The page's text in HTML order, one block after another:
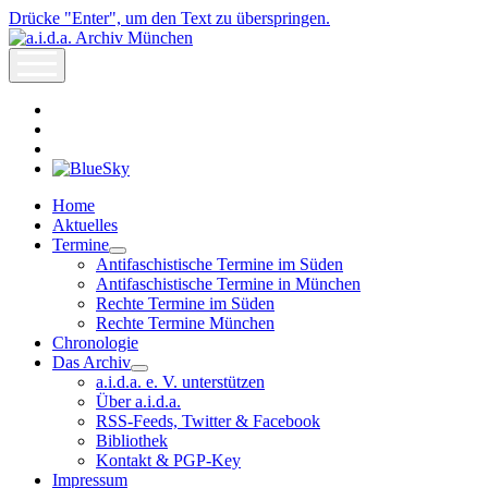
Drücke "Enter", um den Text zu überspringen.
a.i.d.a.
Archiv
München
archiv.de
Home
Aktuelles
Termine
open
dropdown
menu
Antifaschistische Termine im Süden
Antifaschistische Termine in München
Rechte Termine im Süden
Rechte Termine München
Chronologie
Das Archiv
open
dropdown
menu
a.i.d.a. e. V. unterstützen
Über a.i.d.a.
RSS-Feeds, Twitter & Facebook
Bibliothek
Kontakt & PGP-Key
Impressum